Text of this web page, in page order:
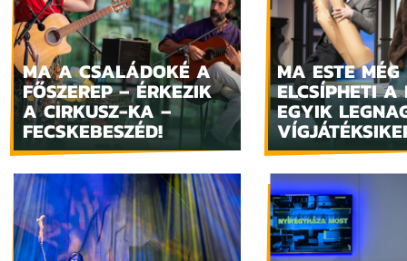
MA A CSALÁDOKÉ A
FŐSZEREP – ÉRKEZIK
A CIRKUSZ-KA –
FECSKEBESZÉD!
MA ESTE MÉG
ELCSÍPHETI A
EGYIK